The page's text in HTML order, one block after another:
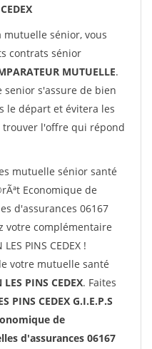
sénior, vous
contrats sénior
MUTUELLE.
s'assure de bien
le départ et évitera les
trouver l'offre qui répond
mutuelle sénior santé
Economique de
d'assurances 06167
votre complémentaire
PINS CEDEX !
votre mutuelle santé
LES PINS CEDEX. Faites
PINS CEDEX G.I.E.P.S
de
d'assurances 06167